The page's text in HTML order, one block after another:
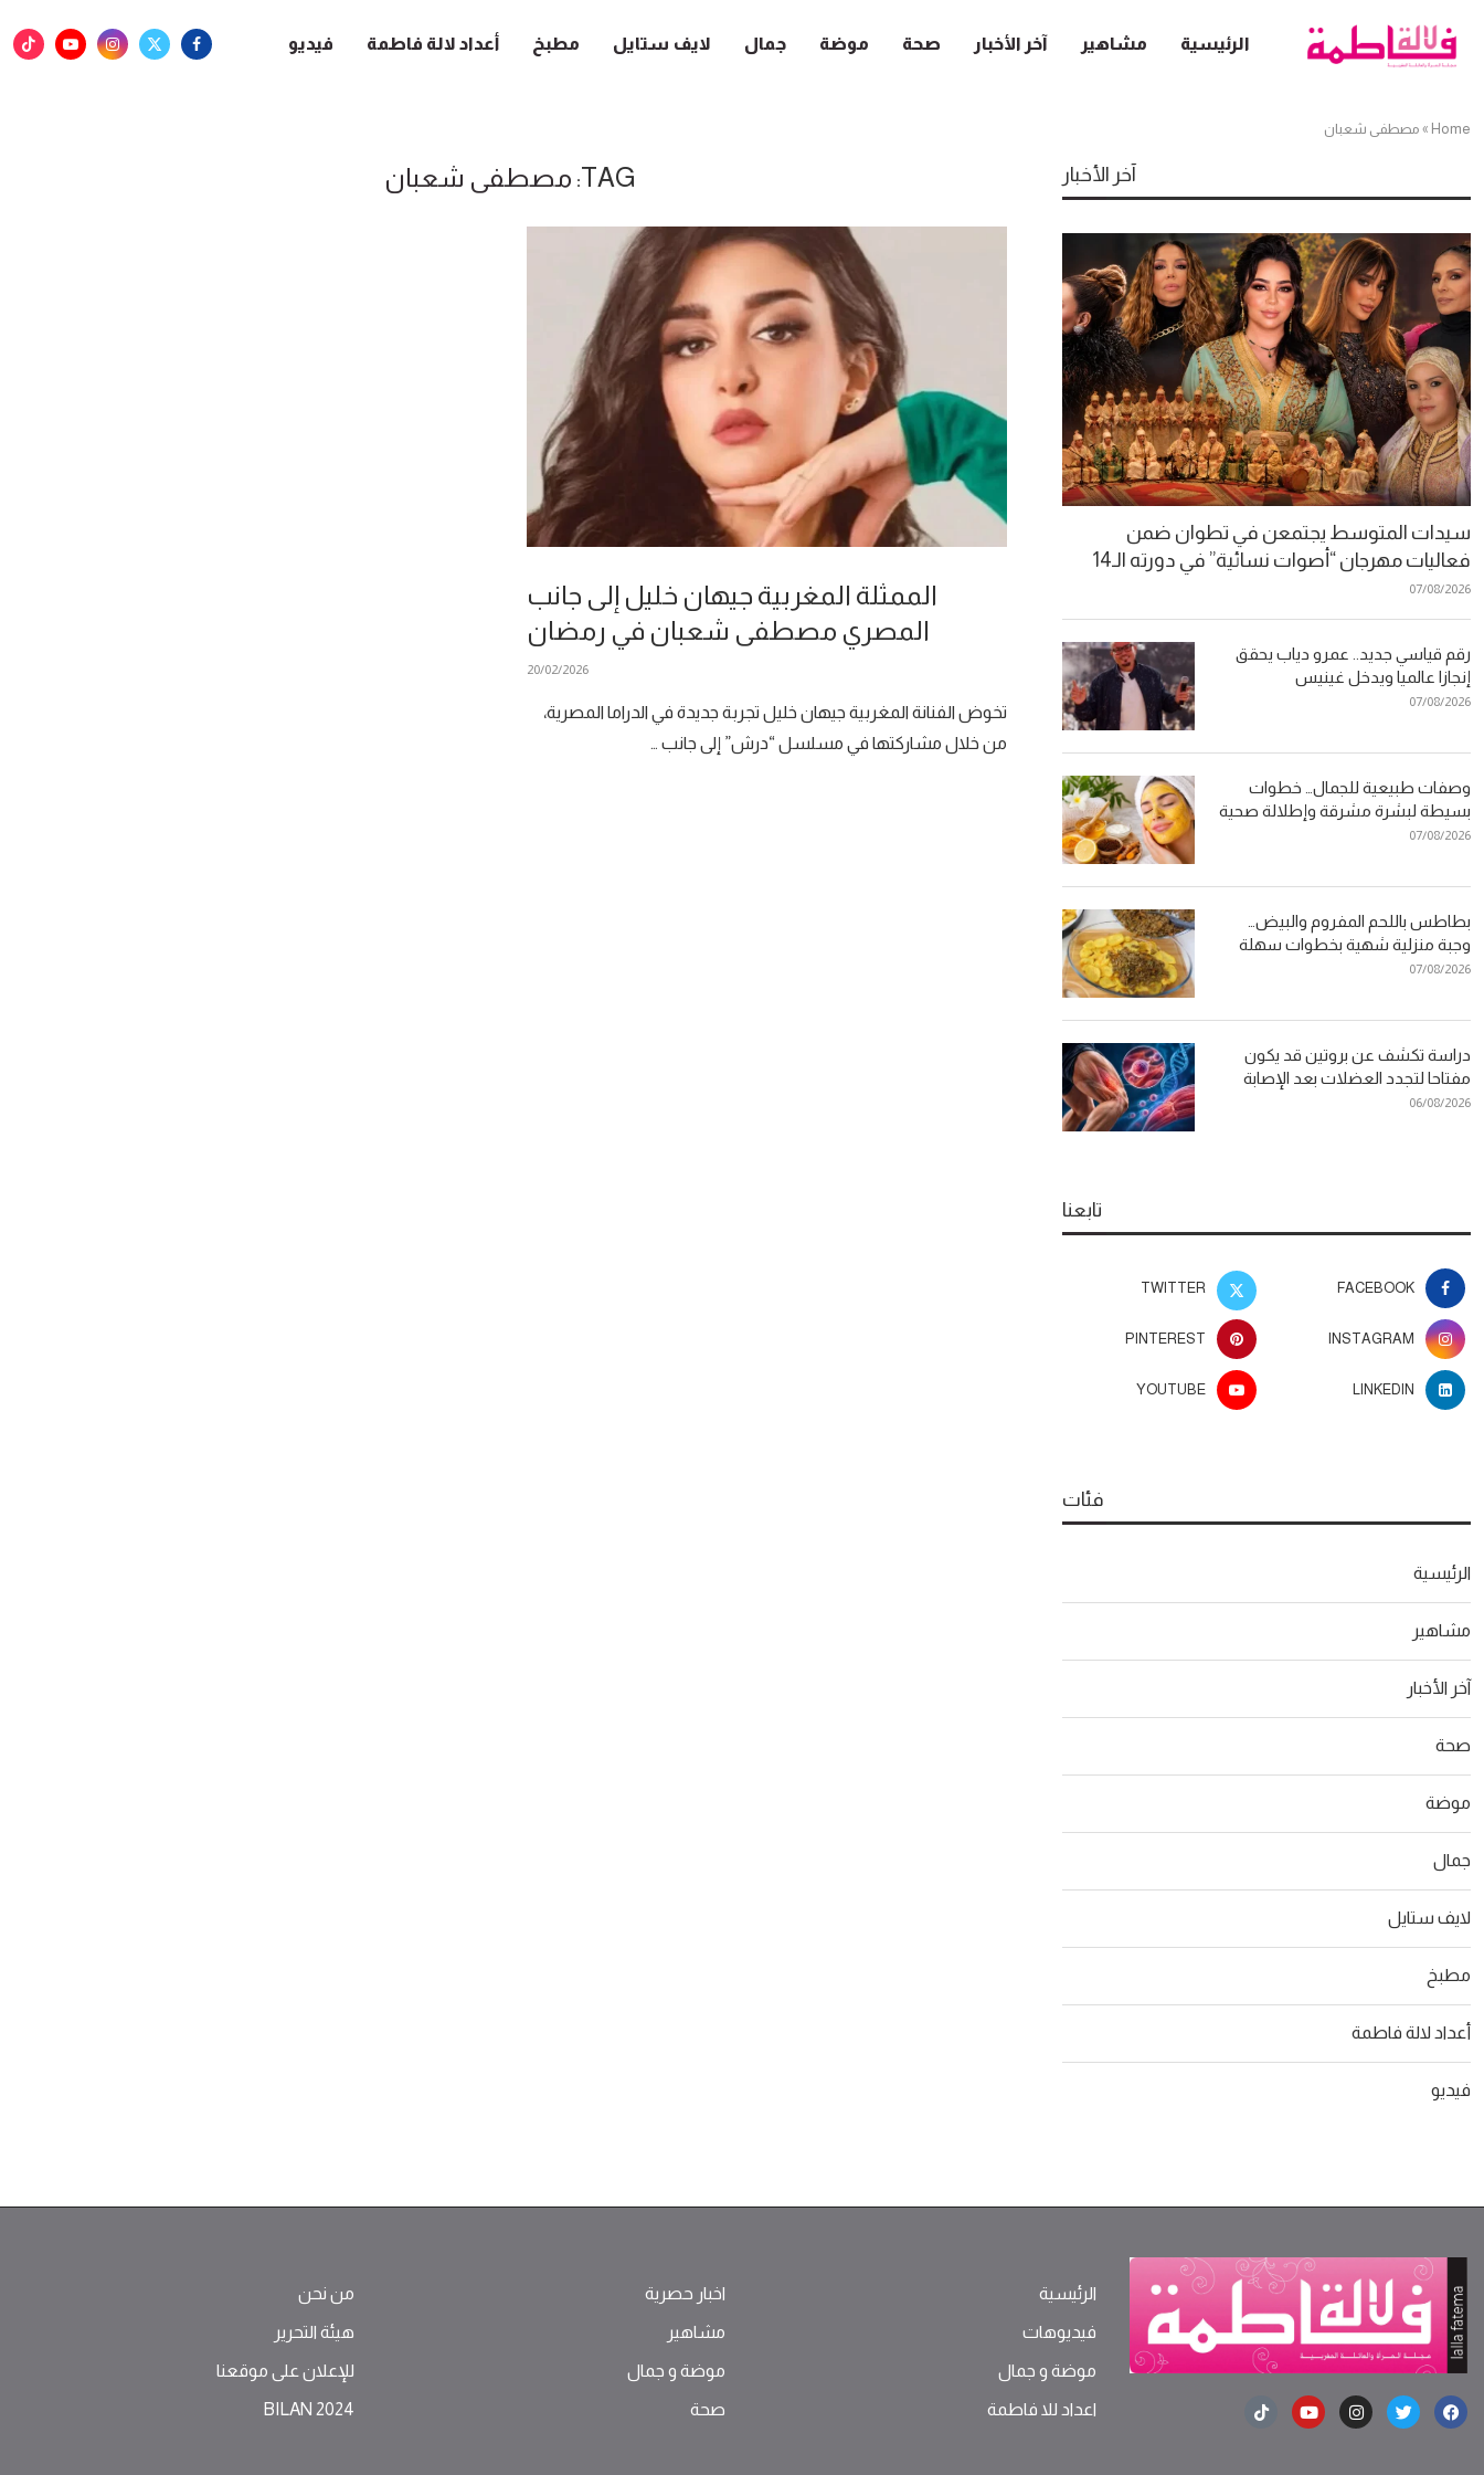
الرئيسية مشاهير آخر الأخبار صحة موضة جمال لايف ستايل مطبخ أعداد لالة فاطمة فيديو
Home
» مصطفى شعبان
TAG: مصطفى شعبان
الممثلة المغربية جيهان خليل إلى جانب
المصري مصطفى شعبان في رمضان
20/02/2026
تخوض الفنانة المغربية جيهان خليل تجربة جديدة في الدراما المصرية،
من خلال مشاركتها في مسلسل “درش” إلى جانب …
آخر الأخبار
سيدات المتوسط يجتمعن في تطوان ضمن
فعاليات مهرجان “أصوات نسائية” في دورته الـ14
07/08/2026
رقم قياسي جديد.. عمرو دياب يحقق
إنجازا عالميا ويدخل غينيس
07/08/2026
وصفات طبيعية للجمال… خطوات
بسيطة لبشرة مشرقة وإطلالة صحية
07/08/2026
بطاطس باللحم المفروم والبيض…
وجبة منزلية شهية بخطوات سهلة
07/08/2026
دراسة تكشف عن بروتين قد يكون
مفتاحا لتجدد العضلات بعد الإصابة
06/08/2026
تابعنا
FACEBOOK
TWITTER
INSTAGRAM
PINTEREST
LINKEDIN
YOUTUBE
فئات
الرئيسية
مشاهير
آخر الأخبار
صحة
موضة
جمال
لايف ستايل
مطبخ
أعداد لالة فاطمة
فيديو
الرئيسية
فيديوهات
موضة ‫و‬ ‫‬‫جمال‬
اعداد للا فاطمة
اخبار حصرية
مشاهير
موضة ‫و‬ ‫‬‫جمال‬
صحة
من نحن
هيئة التحرير
للإعلان على موقعنا
BILAN 2024